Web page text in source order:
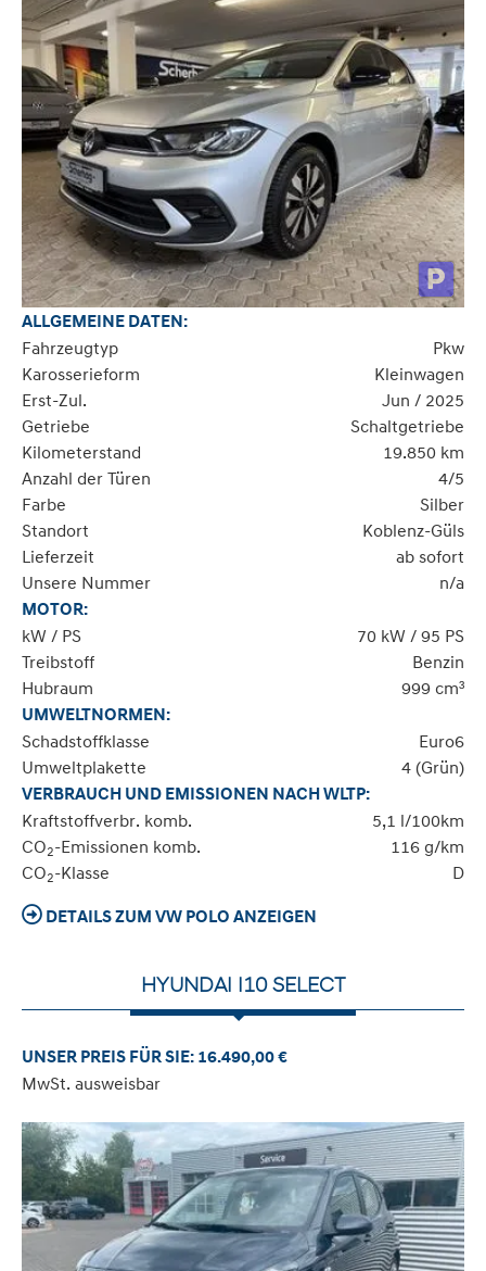
ALLGEMEINE DATEN:
Fahrzeugtyp
Pkw
Karosserieform
Kleinwagen
Erst-Zul.
Jun / 2025
Getriebe
Schaltgetriebe
Kilometerstand
19.850 km
Anzahl der Türen
4/5
Farbe
Silber
Standort
Koblenz-Güls
Lieferzeit
ab sofort
Unsere Nummer
n/a
MOTOR:
kW / PS
70 kW / 95 PS
Treibstoff
Benzin
Hubraum
999 cm³
UMWELTNORMEN:
Schadstoffklasse
Euro6
Umweltplakette
4 (Grün)
VERBRAUCH UND EMISSIONEN NACH WLTP:
Kraftstoffverbr. komb.
5,1 l/100km
CO2-Emissionen komb.
116 g/km
CO2-Klasse D
DETAILS ZUM VW POLO ANZEIGEN
HYUNDAI I10 SELECT
UNSER PREIS FÜR SIE: 16.490,00 €
MwSt. ausweisbar